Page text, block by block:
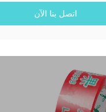
اتصل بنا الآن